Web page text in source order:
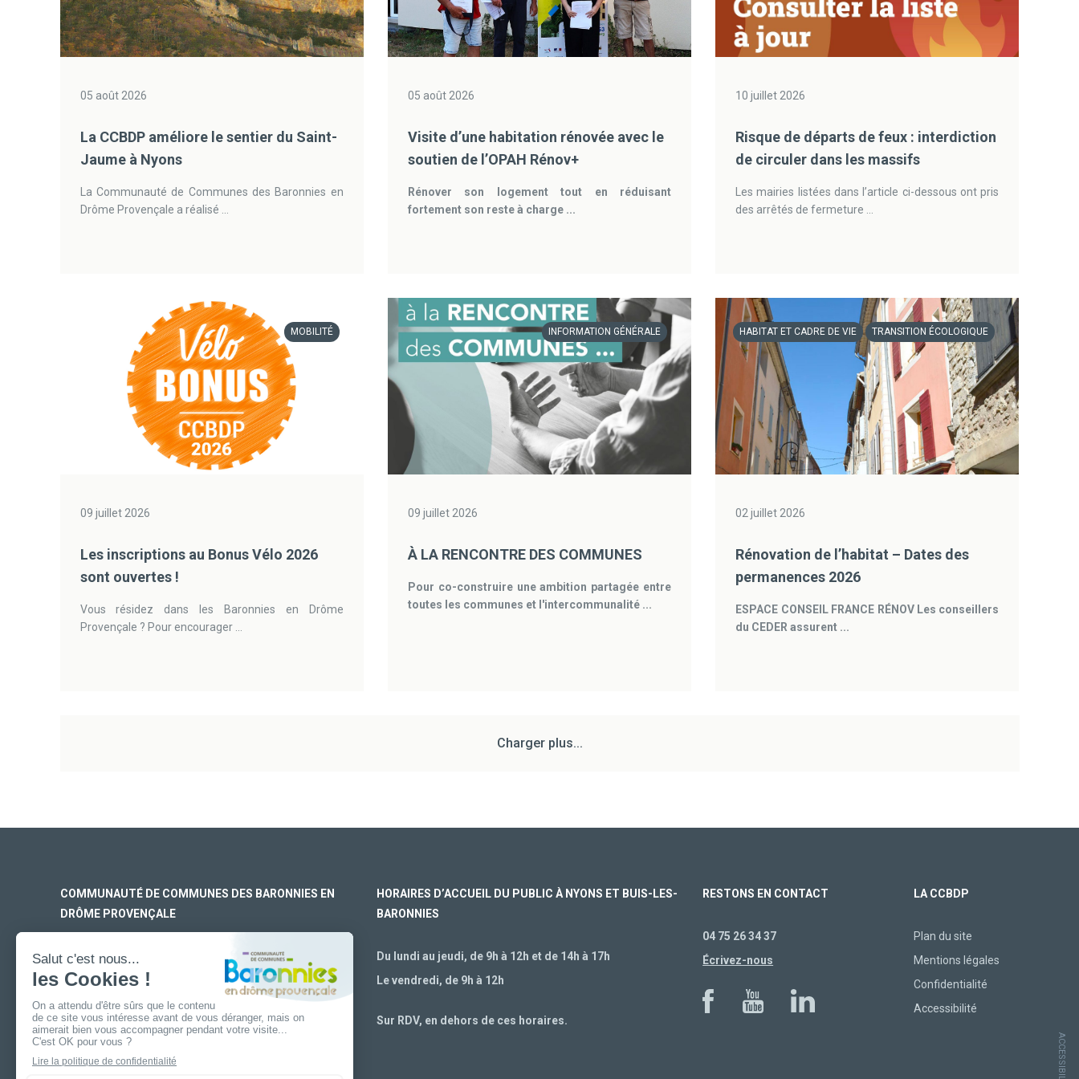
05 août 2026
La CCBDP améliore le sentier du Saint-
Jaume à Nyons
La Communauté de Communes des Baronnies en
Drôme Provençale a réalisé ...
05 août 2026
Visite d’une habitation rénovée avec le
soutien de l’OPAH Rénov+
Rénover son logement tout en réduisant
fortement son reste à charge ...
10 juillet 2026
Risque de départs de feux : interdiction
de circuler dans les massifs
Les mairies listées dans l’article ci-dessous ont pris
des arrêtés de fermeture ...
MOBILITÉ
09 juillet 2026
Les inscriptions au Bonus Vélo 2026
sont ouvertes !
Vous résidez dans les Baronnies en Drôme
Provençale ? Pour encourager ...
INFORMATION GÉNÉRALE
09 juillet 2026
À LA RENCONTRE DES COMMUNES
Pour co-construire une ambition partagée entre
toutes les communes et l'intercommunalité ...
HABITAT ET CADRE DE VIE TRANSITION ÉCOLOGIQUE
02 juillet 2026
Rénovation de l’habitat – Dates des
permanences 2026
ESPACE CONSEIL FRANCE RÉNOV Les conseillers
du CEDER assurent ...
Charger plus...
COMMUNAUTÉ DE COMMUNES DES BARONNIES EN
DRÔME PROVENÇALE
SIÈGE SOCIAL
170 rue Ferdinand Fert
Les Laurons – CS 30005
26110 Nyons
ANTENNE DE BUIS-LES-BARONNIES
HORAIRES D’ACCUEIL DU PUBLIC À NYONS ET BUIS-LES-
BARONNIES
Du lundi au jeudi, de 9h à 12h et de 14h à 17h
Le vendredi, de 9h à 12h
Sur RDV, en dehors de ces horaires.
RESTONS EN CONTACT
04 75 26 34 37
Écrivez-nous
LA CCBDP
Plan du site
Mentions légales
Confidentialité
Accessibilité
ACCESSIBILITÉ